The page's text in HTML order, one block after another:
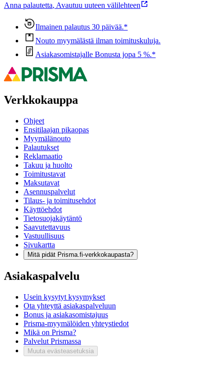
Anna palautetta, Avautuu uuteen välilehteen
Ilmainen palautus 30 päivää.*
Nouto myymälästä ilman toimituskuluja.
Asiakasomistajalle Bonusta jopa 5 %.*
Verkkokauppa
Ohjeet
Ensitilaajan pikaopas
Myymälänouto
Palautukset
Reklamaatio
Takuu ja huolto
Toimitustavat
Maksutavat
Asennuspalvelut
Tilaus- ja toimitusehdot
Käyttöehdot
Tietosuojakäytäntö
Saavutettavuus
Vastuullisuus
Sivukartta
Mitä pidät Prisma.fi-verkkokaupasta?
Asiakaspalvelu
Usein kysytyt kysymykset
Ota yhteyttä asiakaspalveluun
Bonus ja asiakasomistajuus
Prisma-myymälöiden yhteystiedot
Mikä on Prisma?
Palvelut Prismassa
Muuta evästeasetuksia